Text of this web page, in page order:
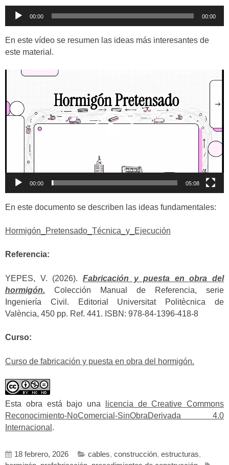
Reproductor
00:00 00:00
En este vídeo se resumen las ideas más interesantes de
este material.
Reproductor
vídeo
00:00 05:08
En este documento se describen las ideas fundamentales:
Hormigón_Pretensado_Técnica_y_Ejecución
Referencia:
YEPES, V. (2026). Fabricación y puesta en obra del
hormigón. Colección Manual de Referencia, serie
Ingeniería Civil. Editorial Universitat Politècnica de
València, 450 pp. Ref. 441. ISBN: 978-84-1396-418-8
Curso:
Curso de fabricación y puesta en obra del hormigón.
Esta obra está bajo una
licencia de Creative Commons
Reconocimiento-NoComercial-SinObraDerivada 4.0
Internacional .
18 febrero, 2026 cables, construcción, estructuras,